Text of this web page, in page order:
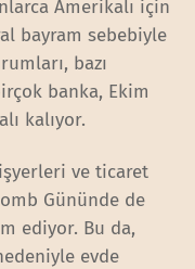
Amerikalı için
bayram sebebiyle
bazı
banka, Ekim
kalıyor.
ve ticaret
Gününde de
ediyor. Bu da,
evde